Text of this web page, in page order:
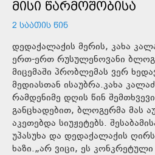
ᲛᲘᲡᲘ ᲬᲐᲠᲛᲝᲨᲝᲑᲘᲡᲐ
2 ᲡᲐᲐᲗᲘᲡ ᲬᲘᲜ
დედაქალაქის მერის, კახა
ერთ-ერთ რუსულენოვანი
მიცემაში პრობლემას ვერ
მედიასთან ისაუბრა.კახა
რამდენიმე დღის წინ
განცხადებით, ბლოგერმა მას
აკეთებდა სიუჟეტებს.
უპასუხა და დედაქალაქის
ხაზი.„არ ვიცი, ეს